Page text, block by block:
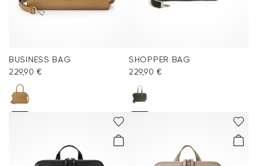
BUSINESS BAG
229,90 €
SHOPPER BAG
229,90 €